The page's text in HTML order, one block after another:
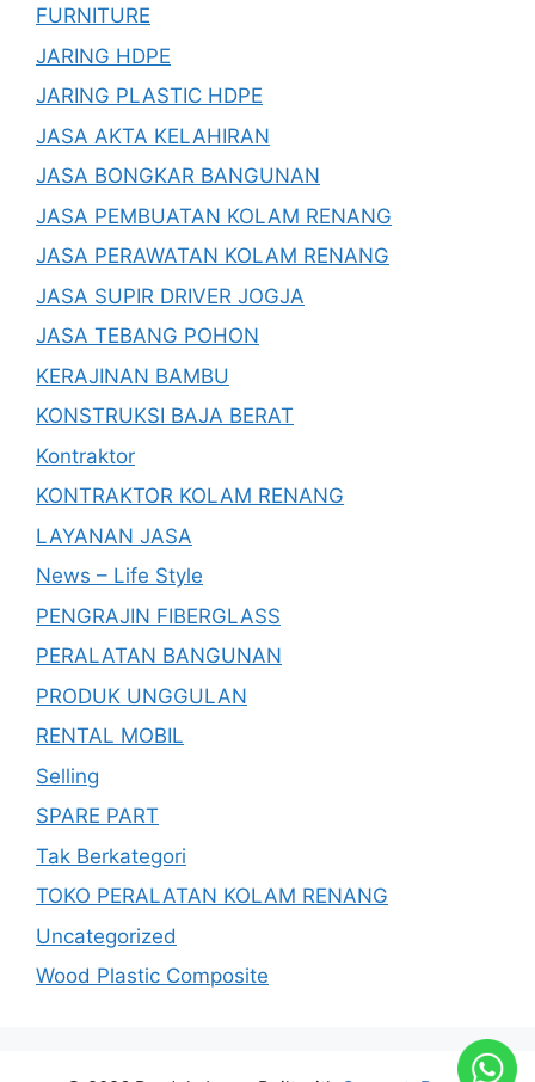
FURNITURE
JARING HDPE
JARING PLASTIC HDPE
JASA AKTA KELAHIRAN
JASA BONGKAR BANGUNAN
JASA PEMBUATAN KOLAM RENANG
JASA PERAWATAN KOLAM RENANG
JASA SUPIR DRIVER JOGJA
JASA TEBANG POHON
KERAJINAN BAMBU
KONSTRUKSI BAJA BERAT
Kontraktor
KONTRAKTOR KOLAM RENANG
LAYANAN JASA
News – Life Style
PENGRAJIN FIBERGLASS
PERALATAN BANGUNAN
PRODUK UNGGULAN
RENTAL MOBIL
Selling
SPARE PART
Tak Berkategori
TOKO PERALATAN KOLAM RENANG
Uncategorized
Wood Plastic Composite